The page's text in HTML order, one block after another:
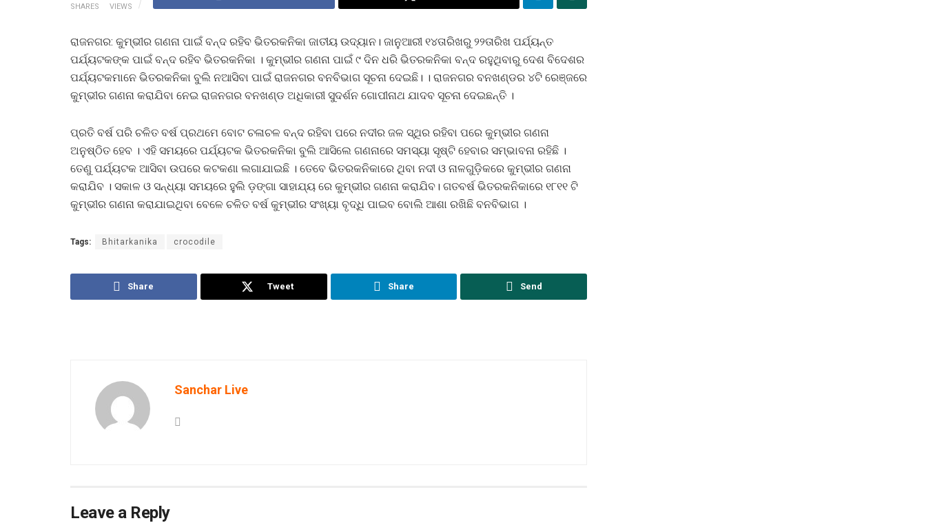
SHARES VIEWS
ରାଜନଗର: କୁମ୍ଭୀର ଗଣନା ପାଇଁ ବନ୍ଦ ରହିବ ଭିତରକନିକା ଜାତୀୟ ଉଦ୍ୟାନ। ଜାନୁଆରୀ ୧୪ତାରିଖରୁ ୨୨ତାରିଖ ପର୍ଯ୍ୟନ୍ତ
ପର୍ଯ୍ୟଟକଙ୍କ ପାଇଁ ବନ୍ଦ ରହିବ ଭିତରକନିକା । କୁମ୍ଭୀର ଗଣନା ପାଇଁ ୯ ଦିନ ଧରି ଭିତରକନିକା ବନ୍ଦ ରହୁଥିବାରୁ ଦେଶ ବିଦେଶର
ପର୍ଯ୍ୟଟକମାନେ ଭିତରକନିକା ବୁଲି ନଆସିବା ପାଇଁ ରାଜନଗର ବନବିଭାଗ ସୂଚନା ଦେଇଛି। । ରାଜନଗର ବନଖଣ୍ଡର ୪ଟି ରେଞ୍ଜରେ
କୁମ୍ଭୀର ଗଣନା କରାଯିବା ନେଇ ରାଜନଗର ବନଖଣ୍ଡ ଅଧିକାରୀ ସୁଦର୍ଶନ ଗୋପୀନାଥ ଯାଦବ ସୂଚନା ଦେଇଛନ୍ତି ।
ପ୍ରତି ବର୍ଷ ପରି ଚଳିତ ବର୍ଷ ପ୍ରଥମେ ବୋଟ ଚଳାଚଳ ବନ୍ଦ ରହିବା ପରେ ନଦୀର ଜଳ ସ୍ଥିର ରହିବା ପରେ କୁମ୍ଭୀର ଗଣନା
ଅନୁଷ୍ଠିତ ହେବ । ଏହି ସମୟରେ ପର୍ଯ୍ୟଟକ ଭିତରକନିକା ବୁଲି ଆସିଲେ ଗଣନାରେ ସମସ୍ୟା ସୃଷ୍ଟି ହେବାର ସମ୍ଭାବନା ରହିଛି ।
ତେଣୁ ପର୍ଯ୍ୟଟକ ଆସିବା ଉପରେ କଟକଣା ଲଗାଯାଇଛି । ତେବେ ଭିତରକନିକାରେ ଥିବା ନଦୀ ଓ ନାଳଗୁଡ଼ିକରେ କୁମ୍ଭୀର ଗଣନା
କରାଯିବ । ସକାଳ ଓ ସନ୍ଧ୍ୟା ସମୟରେ ହୁଲି ଡ଼ଙ୍ଗା ସାହାଯ୍ୟ ରେ କୁମ୍ଭୀର ଗଣନା କରାଯିବ। ଗତବର୍ଷ ଭିତରକନିକାରେ ୧୮୧୧ ଟି
କୁମ୍ଭୀର ଗଣନା କରାଯାଇଥିବା ବେଳେ ଚଳିତ ବର୍ଷ କୁମ୍ଭୀର ସଂଖ୍ୟା ବୃଦ୍ଧି ପାଇବ ବୋଲି ଆଶା ରଖିଛି ବନବିଭାଗ ।
Tags: Bhitarkanika crocodile
Share Tweet Share Send
Sanchar Live
Leave a Reply